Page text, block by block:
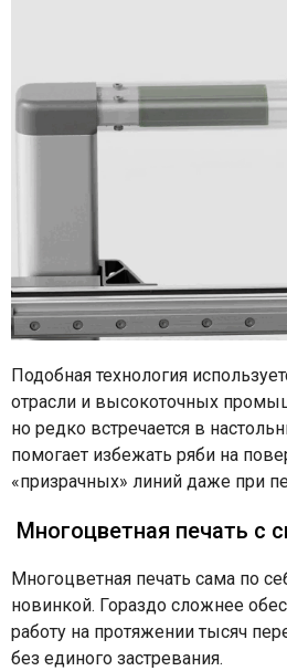
Подобная технология
отрасли и высокоточных
но редко встречается в
помогает избежать ряби на
«призрачных» линий даже при
Многоцветная печать с
Многоцветная печать сама по
новинкой. Гораздо сложнее
работу на протяжении тысяч
без единого застревания.